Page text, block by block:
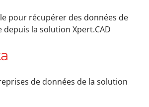
pour récupérer des données de
la solution Xpert.CAD
de données de la solution